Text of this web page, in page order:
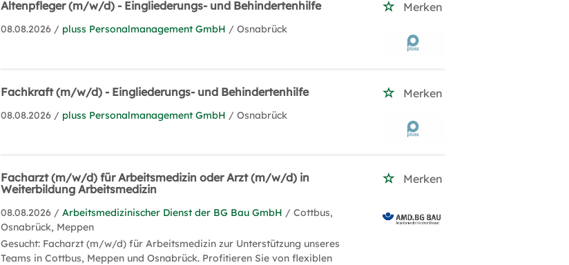
Altenpfleger (m/w/d) - Eingliederungs- und Behindertenhilfe Merken
08.08.2026 / pluss Personalmanagement GmbH / Osnabrück
Fachkraft (m/w/d) - Eingliederungs- und Behindertenhilfe Merken
08.08.2026 / pluss Personalmanagement GmbH / Osnabrück
Facharzt (m/w/d) für Arbeitsmedizin oder Arzt (m/w/d) in
Weiterbildung Arbeitsmedizin
Merken
08.08.2026 /Arbeitsmedizinischer Dienst der BG Bau GmbH / Cottbus,
Osnabrück, Meppen
Gesucht: Facharzt (m/w/d) für Arbeitsmedizin zur Unterstützung unseres
Teams in Cottbus, Meppen und Osnabrück. Profitieren Sie von flexiblen